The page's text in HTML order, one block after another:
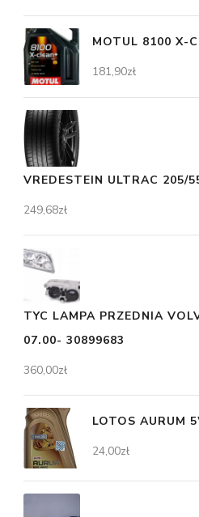
MOTUL 8100 X-
181,90zł
VREDESTEIN ULTRAC 205/
249,68zł
TYC LAMPA PRZEDNIA
07.00- 30899683
360,00zł
LOTOS AURUM
24,00zł